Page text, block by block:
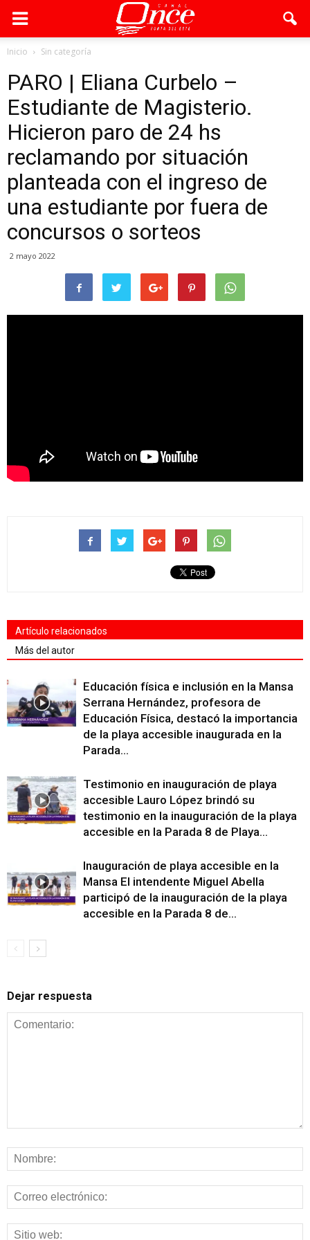
Inicio Sin categoría
PARO | Eliana Curbelo –
Estudiante de Magisterio.
Hicieron paro de 24 hs
reclamando por situación
planteada con el ingreso de
una estudiante por fuera de
concursos o sorteos
2 mayo 2022
Artículo relacionados
Más del autor
Educación física e inclusión en la Mansa
Serrana Hernández, profesora de
Educación Física, destacó la importancia
de la playa accesible inaugurada en la
Parada...
Testimonio en inauguración de playa
accesible Lauro López brindó su
testimonio en la inauguración de la playa
accesible en la Parada 8 de Playa...
Inauguración de playa accesible en la
Mansa El intendente Miguel Abella
participó de la inauguración de la playa
accesible en la Parada 8 de...
Dejar respuesta